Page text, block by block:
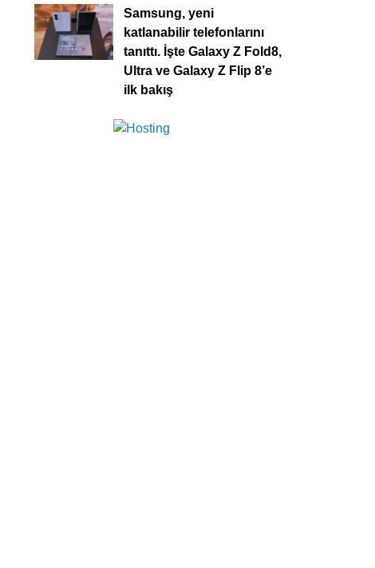
Samsung, yeni
katlanabilir telefonlarını
tanıttı. İşte Galaxy Z Fold8,
Ultra ve Galaxy Z Flip 8’e
ilk bakış